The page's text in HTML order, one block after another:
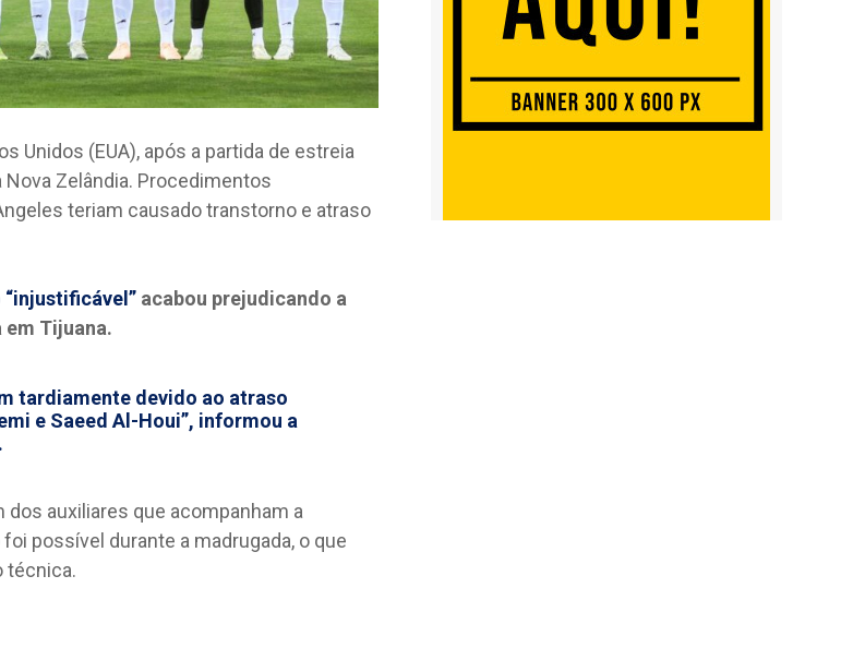
Unidos (EUA), após a partida de estreia
Nova Zelândia. Procedimentos
teriam causado transtorno e atraso
acabou prejudicando a
em Tijuana.
tardiamente devido ao atraso
e Saeed Al-Houi”, informou a
dos auxiliares que acompanham a
possível durante a madrugada, o que
técnica.